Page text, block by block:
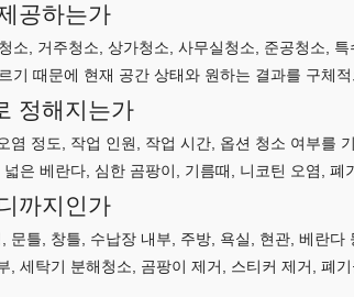
공하는가
소, 거주청소, 상가청소, 사무실청소, 준공청소,
기 때문에 현재 공간 상태와 원하는 결과를 구체
정해지는가
염 정도, 작업 인원, 작업 시간, 옵션 청소 여부를
은 베란다, 심한 곰팡이, 기름때, 니코틴 오염, 폐
까지인가
문틀, 창틀, 수납장 내부, 주방, 욕실, 현관, 베란다
, 세탁기 분해청소, 곰팡이 제거, 스티커 제거, 폐